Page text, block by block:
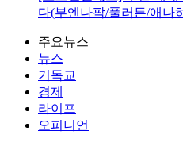
다(부엔나팍/풀러튼/애나
주요뉴스
뉴스
기독교
경제
라이프
오피니언